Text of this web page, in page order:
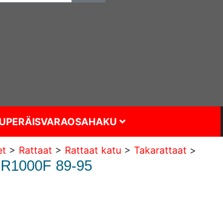
> Rattaat > Rattaat katu > Takarattaat >
89-95